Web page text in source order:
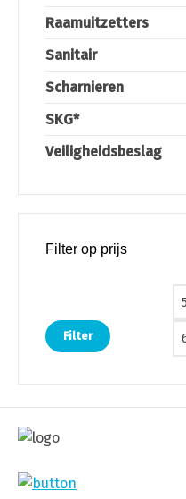
Raamuitzetters
Sanitair
Scharnieren
SKG*
Veiligheidsbeslag
Filter op prijs
Filter